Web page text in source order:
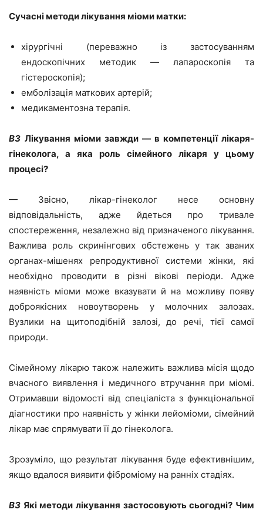
Сучасні методи лікування міоми матки:
хірургічні (переважно із застосуванням
ендоскопічних методик — лапароскопія та
гістероскопія);
емболізація маткових артерій;
медикаментозна терапія.
ВЗ Лікування міоми завжди — в компетенції лікаря-
гінеколога, а яка роль сімейного лікаря у цьому
процесі?
— Звісно, лікар-гінеколог несе основну
відповідальність, адже йдеться про тривале
спостереження, незалежно від призначеного лікування.
Важлива роль скринінгових обстежень у так званих
органах-мішенях репродуктивної системи жінки, які
необхідно проводити в різні вікові періоди. Адже
наявність міоми може вказувати й на можливу появу
доброякісних новоутворень у молочних залозах.
Вузлики на щитоподібній залозі, до речі, тієї самої
природи.
Сімейному лікарю також належить важлива місія щодо
вчасного виявлення і медичного втручання при міомі.
Отримавши відомості від спеціаліста з функціональної
діагностики про наявність у жінки лейоміоми, сімейний
лікар має спрямувати її до гінеколога.
Зрозуміло, що результат лікування буде ефективнішим,
якщо вдалося виявити фіброміому на ранніх стадіях.
ВЗ Які методи лікування застосовують сьогодні? Чим